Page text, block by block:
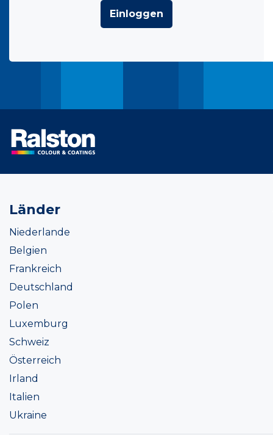
Einloggen
Länder
Niederlande
Belgien
Frankreich
Deutschland
Polen
Luxemburg
Schweiz
Österreich
Irland
Italien
Ukraine